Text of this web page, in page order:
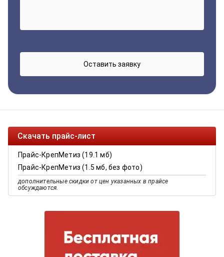
Скачать прайс-лист
Прайс-КрепМетиз (19.1 мб)
Прайс-КрепМетиз (1.5 мб, без фото)
дополнительные скидки от цен указанных в прайсе
обсуждаются.